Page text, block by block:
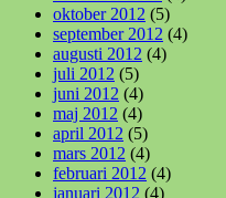
oktober 2012 (5)
september 2012 (4)
augusti 2012 (4)
juli 2012 (5)
juni 2012 (4)
maj 2012 (4)
april 2012 (5)
mars 2012 (4)
februari 2012 (4)
januari 2012 (4)